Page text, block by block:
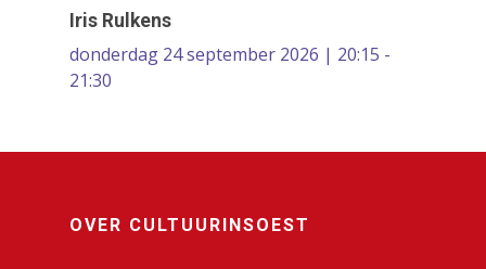
Iris Rulkens
donderdag 24 september 2026 | 20:15 -
21:30
OVER CULTUURINSOEST